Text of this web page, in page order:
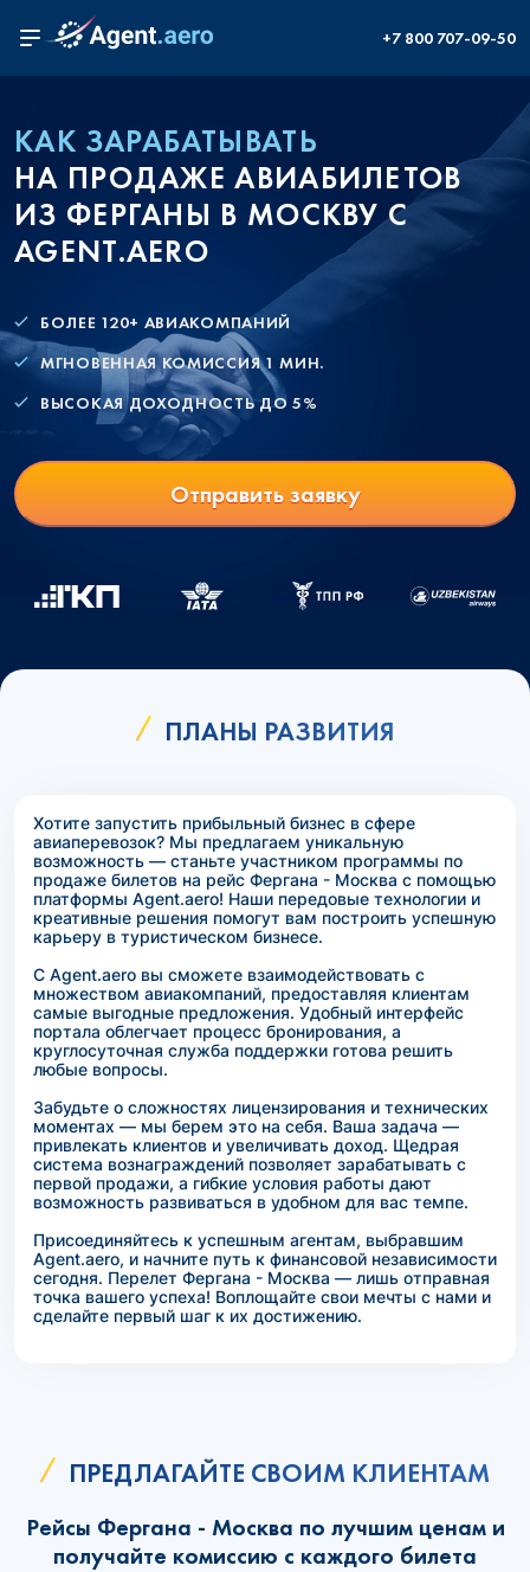
+7 800 707-09-50
КАК ЗАРАБАТЫВАТЬ
НА ПРОДАЖЕ АВИАБИЛЕТОВ
ИЗ ФЕРГАНЫ В МОСКВУ С
AGENT.AERO
БОЛЕЕ 120+ АВИАКОМПАНИЙ
МГНОВЕННАЯ КОМИССИЯ 1 МИН.
ВЫСОКАЯ ДОХОДНОСТЬ ДО 5%
Отправить заявку
ПЛАНЫ РАЗВИТИЯ
Хотите запустить прибыльный бизнес в сфере
авиаперевозок? Мы предлагаем уникальную
возможность — станьте участником программы по
продаже билетов на рейс Фергана - Москва с помощью
платформы Agent.aero! Наши передовые технологии и
креативные решения помогут вам построить успешную
карьеру в туристическом бизнесе.
С Agent.aero вы сможете взаимодействовать с
множеством авиакомпаний, предоставляя клиентам
самые выгодные предложения. Удобный интерфейс
портала облегчает процесс бронирования, а
круглосуточная служба поддержки готова решить
любые вопросы.
Забудьте о сложностях лицензирования и технических
моментах — мы берем это на себя. Ваша задача —
привлекать клиентов и увеличивать доход. Щедрая
система вознаграждений позволяет зарабатывать с
первой продажи, а гибкие условия работы дают
возможность развиваться в удобном для вас темпе.
Присоединяйтесь к успешным агентам, выбравшим
Agent.aero, и начните путь к финансовой независимости
сегодня. Перелет Фергана - Москва — лишь отправная
точка вашего успеха! Воплощайте свои мечты с нами и
сделайте первый шаг к их достижению.
ПРЕДЛАГАЙТЕ СВОИМ КЛИЕНТАМ
Рейсы Фергана - Москва по лучшим ценам и
получайте комиссию с каждого билета